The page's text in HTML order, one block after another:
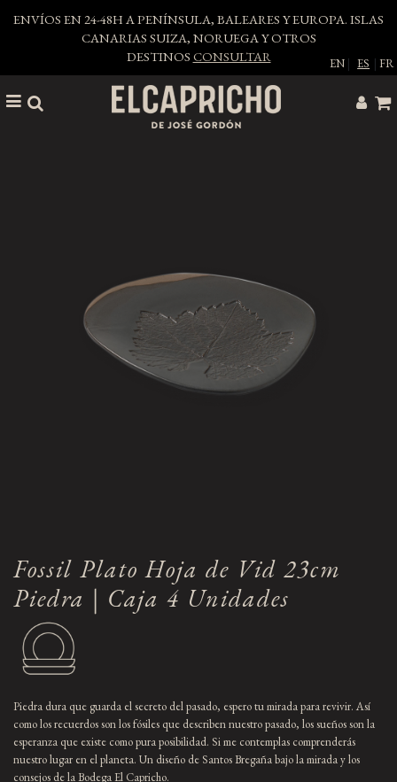
ENVÍOS EN 24-48H A PENÍNSULA, BALEARES Y EUROPA. ISLAS
CANARIAS SUIZA, NORUEGA Y OTROS
DESTINOS CONSULTAR EN | ES |FR
Fossil Plato Hoja de Vid 23cm
Piedra | Caja 4 Unidades
Piedra dura que guarda el secreto del pasado, espero tu mirada para revivir. Así
como los recuerdos son los fósiles que describen nuestro pasado, los sueños son la
esperanza que existe como pura posibilidad. Si me contemplas comprenderás
nuestro lugar en el planeta. Un diseño de Santos Bregaña bajo la mirada y los
consejos de la Bodega El Capricho.